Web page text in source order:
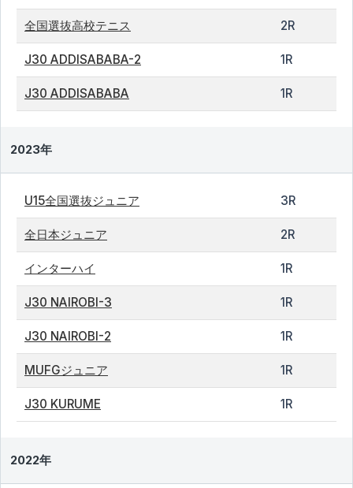
全国選抜高校テニス 2R
J30 ADDISABABA-2 1R
J30 ADDISABABA 1R
2023年
U15全国選抜ジュニア 3R
全日本ジュニア 2R
インターハイ 1R
J30 NAIROBI-3 1R
J30 NAIROBI-2 1R
MUFGジュニア 1R
J30 KURUME 1R
2022年